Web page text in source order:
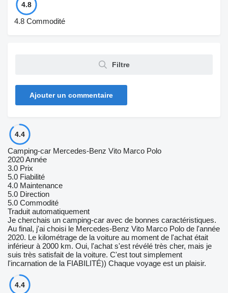
4.8
4.8 Commodité
Filtre
Ajouter un commentaire
4.4
Camping-car Mercedes-Benz Vito Marco Polo
2020 Année
3.0 Prix
5.0 Fiabilité
4.0 Maintenance
5.0 Direction
5.0 Commodité
Traduit automatiquement
Je cherchais un camping-car avec de bonnes caractéristiques.
Au final, j'ai choisi le Mercedes-Benz Vito Marco Polo de l'année
2020. Le kilométrage de la voiture au moment de l'achat était
inférieur à 2000 km. Oui, l'achat s'est révélé très cher, mais je
suis très satisfait de la voiture. C'est tout simplement
l'incarnation de la FIABILITÉ)) Chaque voyage est un plaisir.
4.4